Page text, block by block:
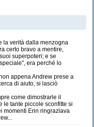
la verità dalla menzogna
certo bravo a mentire,
superpoteri; e se
era perché lo
appena Andrew prese a
di aiuto, si lasciò
come dimostrarle il
le tante piccole sconfitte si
momenti Erin ringraziava